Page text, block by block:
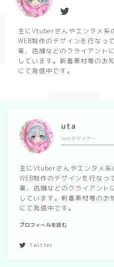
主にVtuberさんやエンタメ系
WEB制作のデザインを行なっ
業、店舗などのクライアント
しています。新着素材等のお
にて発信中です。
uta
webデザイナー
主にVtuberさんやエンタメ系
WEB制作のデザインを行なっ
業、店舗などのクライアント
しています。新着素材等の
にて発信中です。
プロフィールを読む
Twitter